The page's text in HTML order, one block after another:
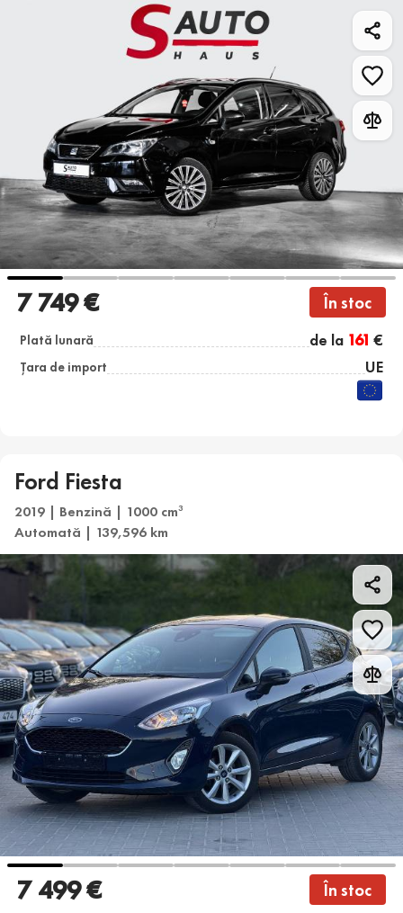
7 749 € În stoc
Plată lunară de la 161 €
Țara de import UE
Ford Fiesta
2019 | Benzină | 1000 cm3
Automată | 139,596 km
7 499 € În stoc